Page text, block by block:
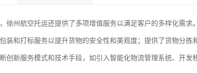
州航空托运还提供了多项增值服务以满足客户的多样化需求
装和打标服务以提升货物的安全性和美观度；提供了货物分拣
创新服务模式和技术手段，如引入智能化物流管理系统、开发